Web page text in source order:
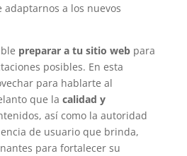
a los nuevos
preparar a tu sitio webpara
posibles. En esta
para hablarte al
que la calidad y
así como la autoridad
de usuario que brinda,
para fortalecer su